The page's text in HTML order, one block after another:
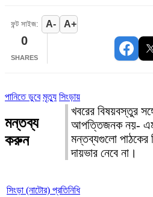
ফন্ট সাইজ: A- A+
0
SHARES
পানিতে ডুবে মৃত্যু সিংড়ায়
মন্তব্য
করুন
খবরের বিষয়বস্তুর
আপত্তিজনক নয়-
মন্তব্যগুলো পাঠকের
দায়ভার নেবে না।
সিংড়া (নাটোর) প্রতিনিধি